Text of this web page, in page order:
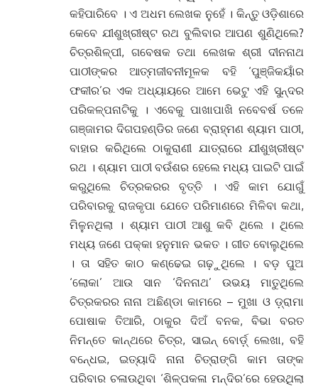
କହିପାରିବେ । ଏ ଅଧମ ଲେଖକ ନୁହେଁ । କିନ୍ତୁ ଓଡ଼ିଶାରେ
କେବେ ଯୀଶୁଖ୍ରୀଷ୍ଟ ରଥ ବୁଲିବାର ଆପଣ ଶୁଣିଥିଲେ?
ଚିତ୍ରଶିଳ୍ପୀ, ଗବେଷକ ତଥା ଲେଖକ ଶ୍ରୀ ଦୀନନାଥ
ପାଠୀଙ୍କର ଆତ୍ମଜୀବନୀମୂଳକ ବହି ‘ପୁଞ୍ଜିକୟାଁର
ଫକୀର’ର ଏକ ଅଧ୍ୟାୟରେ ଆମେ ଭେଟୁ ଏହି ସୁନ୍ଦର
ପରିକଳ୍ପନାଟିକୁ । ଏବେକୁ ପାଖାପାଖି ନବେବର୍ଷ ତଳେ
ଗଞ୍ଜାମର ଦିଗପହଣ୍ଡିର ଜଣେ ବ୍ରାହ୍ମଣ ଶ୍ୟାମ ପାଠୀ,
ବାହାର କରିଥିଲେ ଠାକୁରାଣୀ ଯାତ୍ରାରେ ଯୀଶୁଖ୍ରୀଷ୍ଟ
ରଥ । ଶ୍ୟାମ ପାଠୀ ବଉଁଶର ହେଲେ ମଧ୍ୟ ପାଇଟି ପାଇଁ
କରୁଥିଲେ ଚିତ୍ରକରର ବୃତ୍ତି । ଏହି କାମ ଯୋଗୁଁ
ପରିବାରକୁ ରାଜକୃପା ଯେତେ ପରିମାଣରେ ମିଳିବା କଥା,
ମିଳୁନଥିଲା । ଶ୍ୟାମ ପାଠୀ ଆଶୁ କବି ଥିଲେ । ଥିଲେ
ମଧ୍ୟ ଜଣେ ପକ୍କା ହନୁମାନ ଭକତ । ଗୀତ ବୋଲୁଥିଲେ
। ତା ସହିତ କାଠ କଣ୍ଢେଇ ଗଢ଼ୁଥିଲେ । ବଡ଼ ପୁଅ
‘ଲୋକା’ ଆଉ ସାନ ‘ଦିନନାଥ’ ଉଭୟ ମାତୁଥିଲେ
ଚିତ୍ରକରର ନାନା ଅଛିଣ୍ଡା କାମରେ – ମୁଖା ଓ ଡ଼୍ରାମା
ପୋଷାକ ତିଆରି, ଠାକୁର ଦିଅଁ ବନକ, ବିଭା ବରତ
ନିମନ୍ତେ କାନ୍ଥରେ ଚିତ୍ର, ସାଇନ୍ ବୋର୍ଡ଼୍ ଲେଖା, ବହି
ବନେ୍ଧଇ, ଇତ୍ୟାଦି ନାନା ଚିତ୍ରାଙ୍ଗି କାମ ତାଙ୍କ
ପରିବାର ଚଳାଉଥିବା ‘ଶିଳ୍ପକଳା ମନ୍ଦିର’ରେ ହେଉଥିଲା